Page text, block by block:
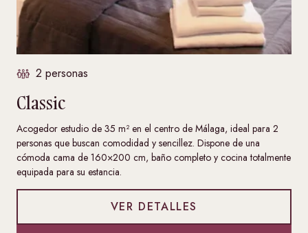
2 personas
Classic
Acogedor estudio de 35 m² en el centro de Málaga, ideal para 2
personas que buscan comodidad y sencillez. Dispone de una
cómoda cama de 160×200 cm, baño completo y cocina totalmente
equipada para su estancia.
VER DETALLES